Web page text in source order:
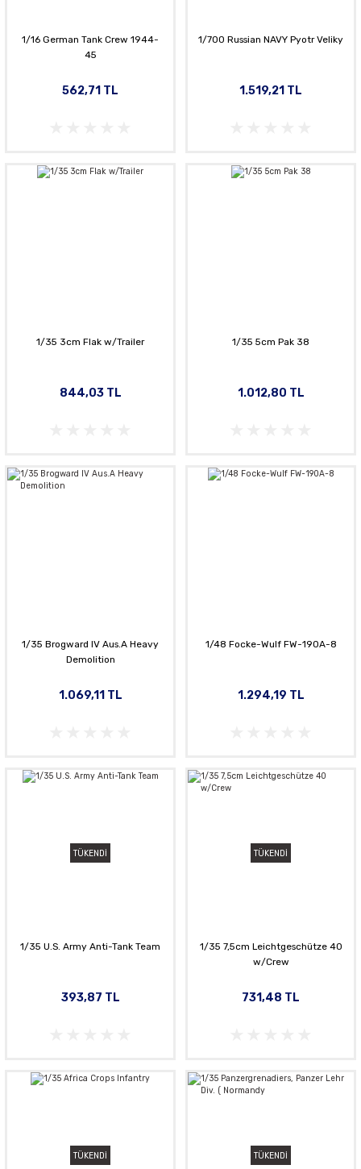
1/16 German Tank Crew 1944-
45
562,71 TL
1/700 Russian NAVY Pyotr Veliky
1.519,21 TL
1/35 3cm Flak w/Trailer
844,03 TL
1/35 5cm Pak 38
1.012,80 TL
1/35 Brogward lV Aus.A Heavy
Demolition
1.069,11 TL
1/48 Focke-Wulf FW-190A-8
1.294,19 TL
TÜKENDİ
1/35 U.S. Army Anti-Tank Team
393,87 TL
TÜKENDİ
1/35 7,5cm Leichtgeschütze 40
w/Crew
731,48 TL
TÜKENDİ TÜKENDİ